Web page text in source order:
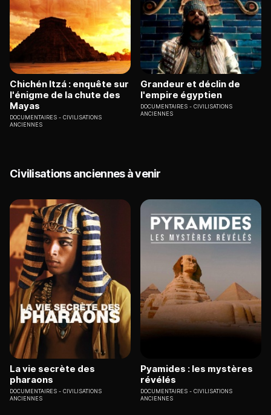
Chichén Itzá : enquête sur
l'énigme de la chute des
Mayas
DOCUMENTAIRES
CIVILISATIONS
ANCIENNES
Grandeur et déclin de
l'empire égyptien
DOCUMENTAIRES
CIVILISATIONS
ANCIENNES
Civilisations anciennes à venir
La vie secrète des
pharaons
DOCUMENTAIRES
CIVILISATIONS
ANCIENNES
Pyamides : les mystères
révélés
DOCUMENTAIRES
CIVILISATIONS
ANCIENNES